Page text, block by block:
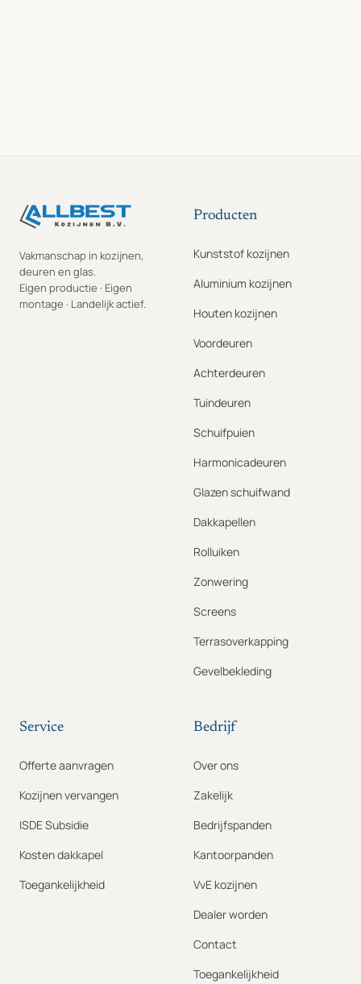
Vakmanschap in kozijnen,
deuren en glas.
Eigen productie · Eigen
montage · Landelijk actief.
Producten
Kunststof kozijnen
Aluminium kozijnen
Houten kozijnen
Voordeuren
Achterdeuren
Tuindeuren
Schuifpuien
Harmonicadeuren
Glazen schuifwand
Dakkapellen
Rolluiken
Zonwering
Screens
Terrasoverkapping
Gevelbekleding
Service
Offerte aanvragen
Kozijnen vervangen
ISDE Subsidie
Kosten dakkapel
Toegankelijkheid
Bedrijf
Over ons
Zakelijk
Bedrijfspanden
Kantoorpanden
VvE kozijnen
Dealer worden
Contact
Toegankelijkheid